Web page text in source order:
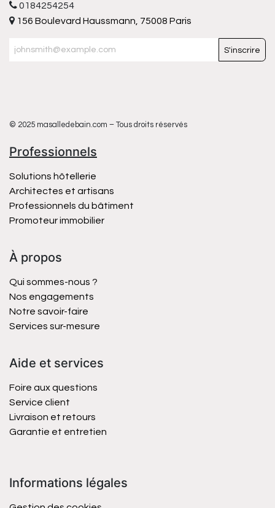
0184254254
156 Boulevard Haussmann, 75008 Paris
S'inscrire
© 2025 masalledebain.com – Tous droits réservés
Professionnels
Solutions hôtellerie
Architectes et artisans
Professionnels du bâtiment
Promoteur immobilier
À propos
Qui sommes-nous ?
Nos engagements
Notre savoir-faire
Services sur-mesure
Aide et services
Foire aux questions
Service client
Livraison et retours
Garantie et entretien
Informations légales